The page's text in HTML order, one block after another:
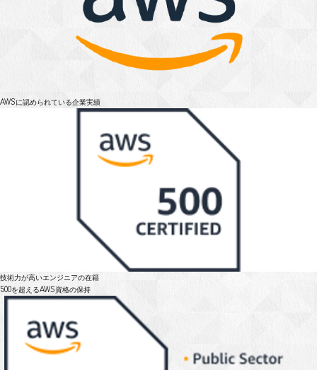
AWSに認められている企業実績
技術力が高いエンジニアの在籍
500を超えるAWS資格の保持